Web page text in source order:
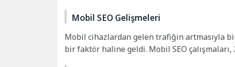
Mobil SEO Gelişmeleri
Mobil cihazlardan gelen trafiğin artmasıyla
bir faktör haline geldi. Mobil SEO çalışmaları,